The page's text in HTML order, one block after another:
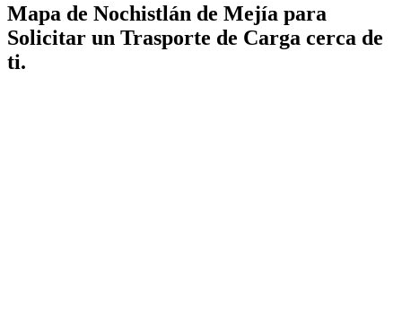
Mapa de Nochistlán de Mejía para
Solicitar un Trasporte de Carga cerca de
ti.